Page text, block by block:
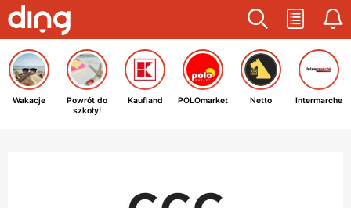
Wakacje
Powrót do
szkoły!
Kaufland POLOmarket Netto Intermarche